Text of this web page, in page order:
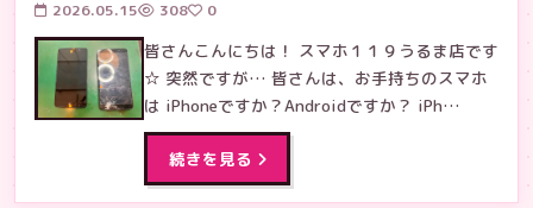
2026.05.15
308 0
皆さんこんにちは！ スマホ１１９うるま店です
☆ 突然ですが… 皆さんは、お手持ちのスマホ
は iPhoneですか？Androidですか？ iPh…
続きを見る